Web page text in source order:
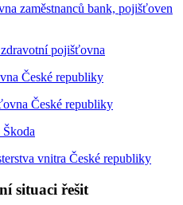
zaměstnanců bank, pojišťoven
pojišťovna
České republiky
České republiky
vnitra České republiky
situaci řešit